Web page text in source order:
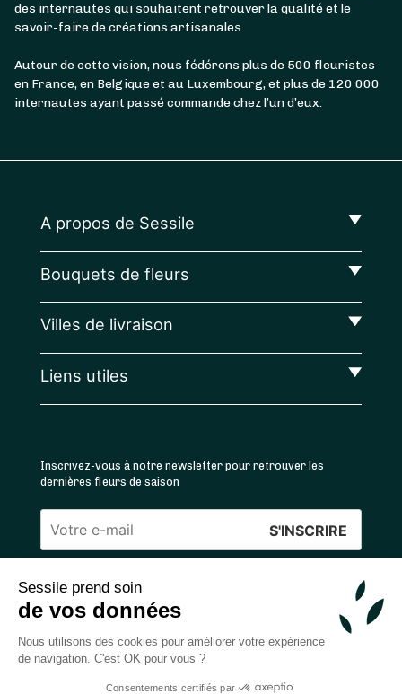
Sessile prend soin
de vos données
Nous utilisons des cookies pour améliorer votre expérience
de navigation. C'est OK pour vous ?
Consentements certifiés par
des internautes qui souhaitent retrouver la qualité et le
savoir-faire de créations artisanales.
Autour de cette vision, nous fédérons plus de 500 fleuristes
en France, en Belgique et au Luxembourg, et plus de 120 000
internautes ayant passé commande chez l’un d’eux.
A propos de Sessile
Bouquets de fleurs
Villes de livraison
Liens utiles
Inscrivez-vous à notre newsletter pour retrouver les
dernières fleurs de saison
Veuillez
ce
champ
4.4 /5 ⭐ | 120 000+ bouquets livrés |
Achats 100% sécurisés
2026 — © Sessile SAS